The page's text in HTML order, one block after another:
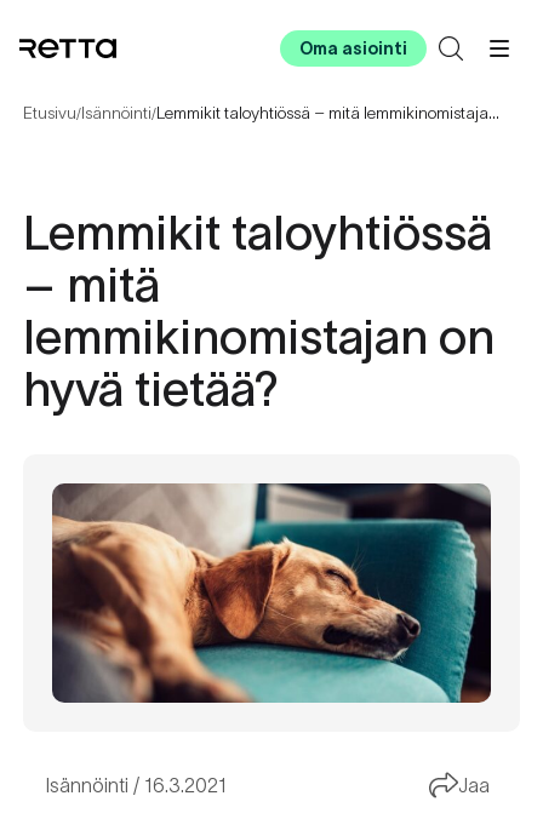
Oma asiointi
Etusivu/Isännöinti/ Lemmikit taloyhtiössä – mitä lemmikinomistajan on hyvä tietää?
Lemmikit taloyhtiössä
– mitä
lemmikinomistajan on
hyvä tietää?
Isännöinti 16.3.2021 Jaa